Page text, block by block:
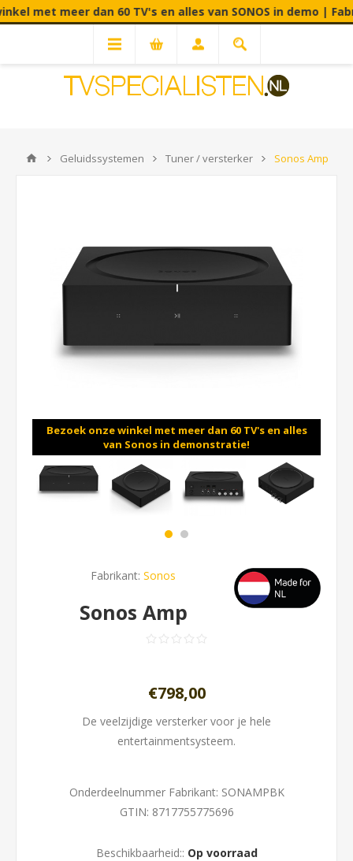
meer dan 60 TV's en alles van SONOS in demo |
Geluidssystemen Tuner / versterker Sonos Amp
Bezoek onze winkel met meer dan 60 TV's en alles
van Sonos in demonstratie!
Fabrikant: Sonos
Sonos Amp
€798,00
De veelzijdige versterker voor je hele
entertainmentsysteem.
Onderdeelnummer Fabrikant: SONAMPBK
GTIN: 8717755775696
Beschikbaarheid:: Op voorraad